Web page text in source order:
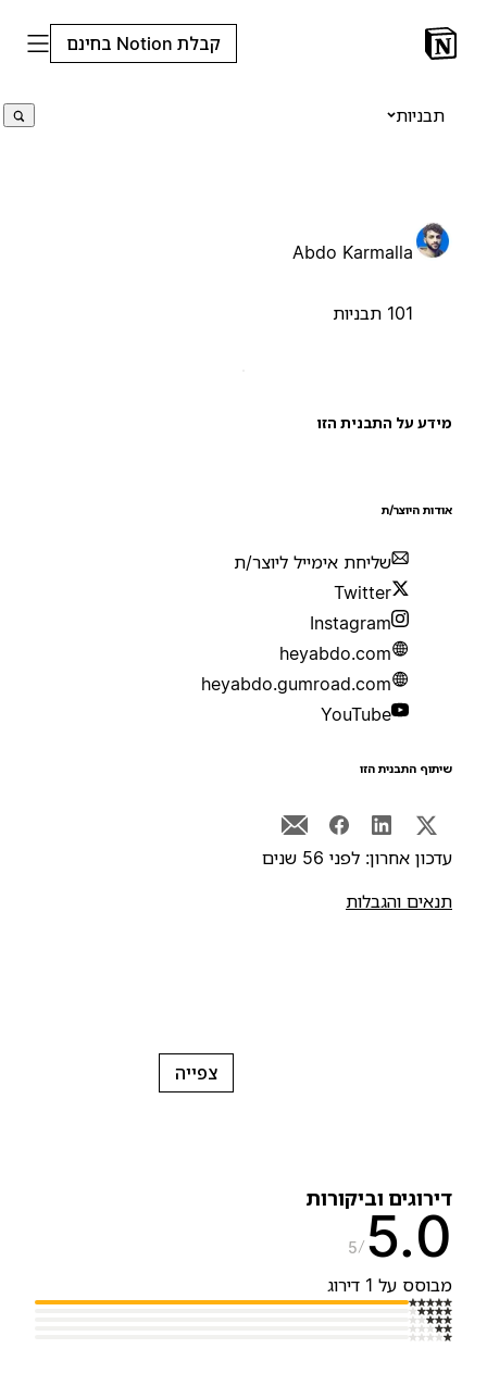
קבלת Notion בחינם
תבניות
Abdo Karmalla
על התבנית הזו
היוצר/ת
שליחת אימייל ליוצר/ת
Twitter
Instagram
heyabdo.com
heyabdo.gumroad.com
YouTube
התבנית הזו
אחרון: לפני 56 שנים
והגבלות
צפייה
וביקורות
5
על 1 דירוג